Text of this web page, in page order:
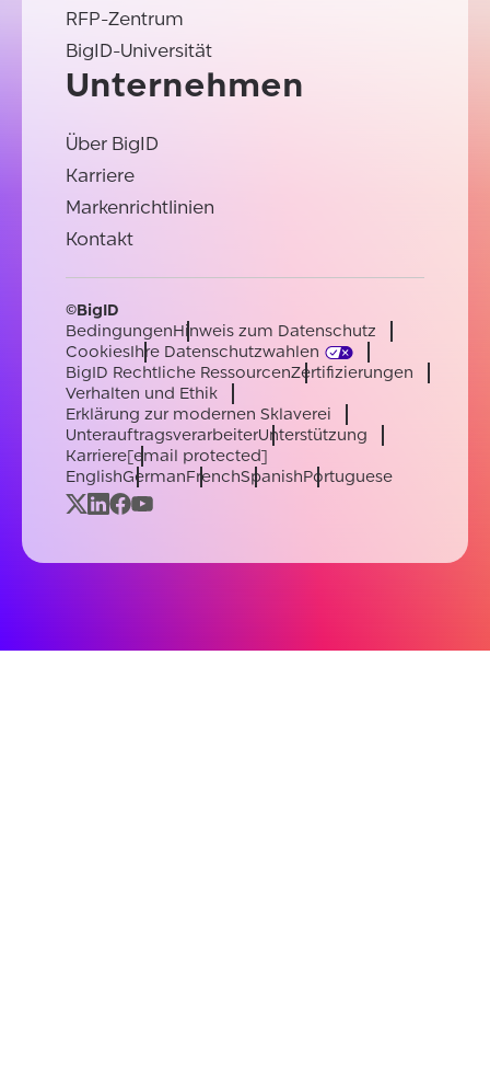
RFP-Zentrum
BigID-Universität
Unternehmen
Über BigID
Karriere
Markenrichtlinien
Kontakt
©BigID
BedingungenHinweis zum Datenschutz
CookiesIhre Datenschutzwahlen
BigID Rechtliche RessourcenZertifizierungen
Verhalten und Ethik
Erklärung zur modernen Sklaverei
UnterauftragsverarbeiterUnterstützung
Karriere[email protected]
EnglishGermanFrenchSpanishPortuguese